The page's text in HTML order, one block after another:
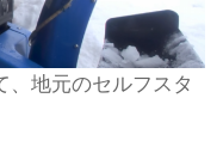
、地元のセルフスタ